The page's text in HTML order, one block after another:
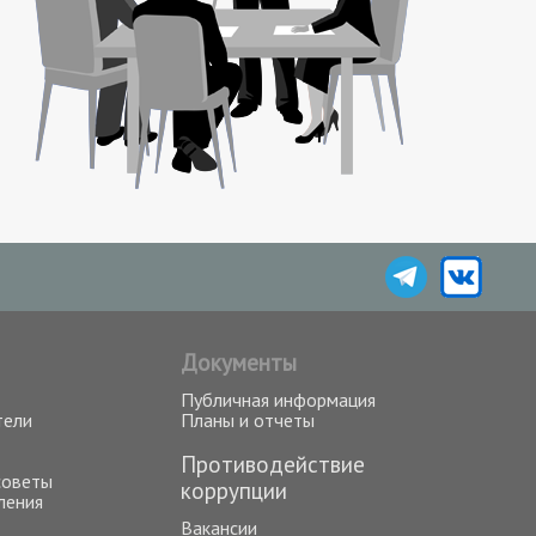
Документы
Публичная информация
Планы и отчеты
Противодействие
коррупции
Вакансии